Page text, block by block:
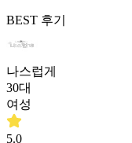
BEST 후기
나스럽게
30대
여성
5.0